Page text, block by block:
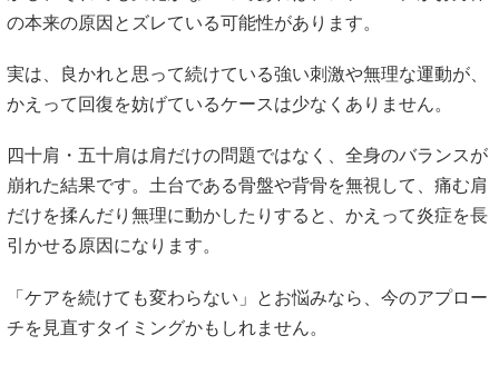
の本来の原因とズレている可能性があります。
実は、良かれと思って続けている強い刺激や無理な運動が、
かえって回復を妨げているケースは少なくありません。
四十肩・五十肩は肩だけの問題ではなく、全身のバランスが
崩れた結果です。土台である骨盤や背骨を無視して、痛む肩
だけを揉んだり無理に動かしたりすると、かえって炎症を長
引かせる原因になります。
「ケアを続けても変わらない」とお悩みなら、今のアプロー
チを見直すタイミングかもしれません。